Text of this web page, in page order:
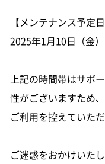
【メンテナンス予定日
2025年1月10日（金
上記の時間帯はサポ
性がございますため、
ご利用を控えていた
ご迷惑をおかけいた